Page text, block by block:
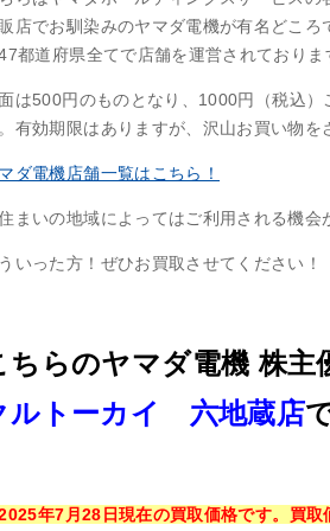
店でお馴染みのヤマダ電機が有名どこ
都道府県全てで店舗を運営されておりま
は500円のものとなり、1000円（税込
有効期限はありますが、沢山お買い物を
ダ電機店舗一覧はこちら！
まいの地域によってはご利用される機会
いった方！ぜひお買取させてください！
ちらのヤマダ電機 株主
ルトーカイ 六地蔵店
年7月28日現在の買取価格です。買取